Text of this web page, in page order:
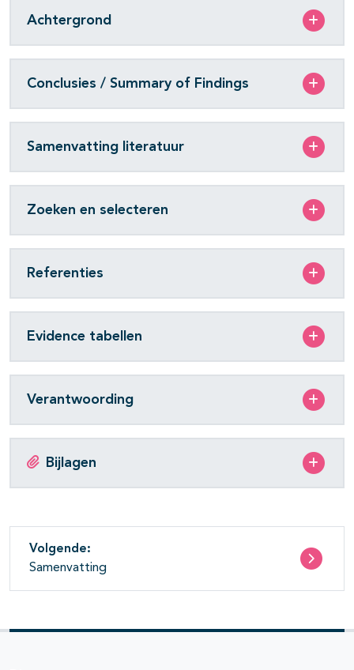
Achtergrond
Conclusies / Summary of Findings
Samenvatting literatuur
Zoeken en selecteren
Referenties
Evidence tabellen
Verantwoording
Bijlagen
Volgende:
Samenvatting